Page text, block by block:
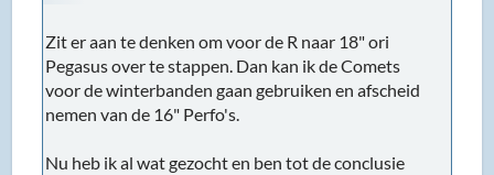
Zit er aan te denken om voor de R naar 18" ori
Pegasus over te stappen. Dan kan ik de Comets
voor de winterbanden gaan gebruiken en afscheid
nemen van de 16" Perfo's.
Nu heb ik al wat gezocht en ben tot de conclusie